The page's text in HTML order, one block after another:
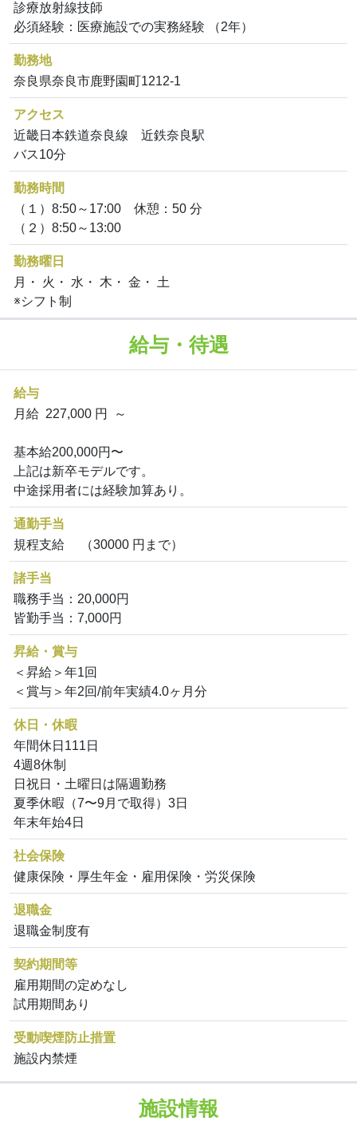
診療放射線技師
必須経験：医療施設での実務経験 （2年）
勤務地
奈良県奈良市鹿野園町1212-1
アクセス
近畿日本鉄道奈良線 近鉄奈良駅
バス10分
勤務時間
（１）8:50～17:00 休憩：50 分
（２）8:50～13:00
勤務曜日
月・ 火・ 水・ 木・ 金・ 土
※シフト制
給与・待遇
給与
月給 227,000 円 ～
基本給200,000円〜
上記は新卒モデルです。
中途採用者には経験加算あり。
通勤手当
規程支給 （30000 円まで）
諸手当
職務手当：20,000円
皆勤手当：7,000円
昇給・賞与
＜昇給＞年1回
＜賞与＞年2回/前年実績4.0ヶ月分
休日・休暇
年間休日111日
4週8休制
日祝日・土曜日は隔週勤務
夏季休暇（7〜9月で取得）3日
年末年始4日
社会保険
健康保険・厚生年金・雇用保険・労災保険
退職金
退職金制度有
契約期間等
雇用期間の定めなし
試用期間あり
受動喫煙防止措置
施設内禁煙
施設情報